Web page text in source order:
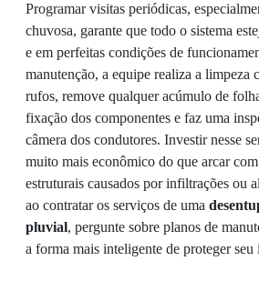
Programar visitas periódicas,
chuvosa, garante que todo o sistema
e em perfeitas condições de
manutenção, a equipe realiza a limpeza
rufos, remove qualquer acúmulo de
fixação dos componentes e faz uma
câmera dos condutores. Investir nesse
muito mais econômico do que arcar
estruturais causados por infiltrações ou
ao contratar os serviços de uma
pluvial, pergunte sobre planos de
a forma mais inteligente de proteger seu